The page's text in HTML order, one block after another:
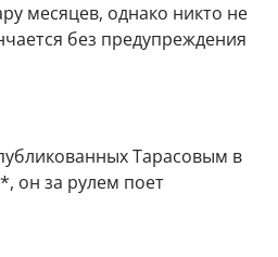
месяцев, однако никто не
без предупреждения
Тарасовым в
он за рулем поет